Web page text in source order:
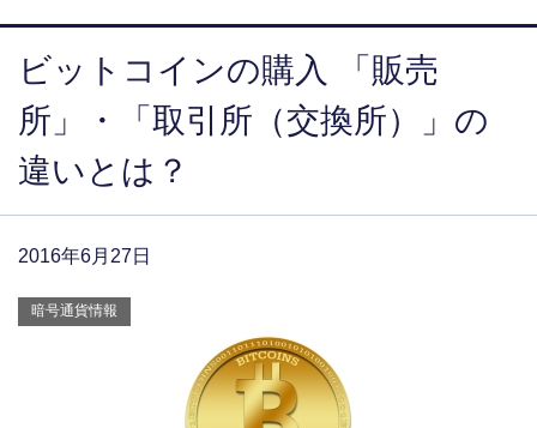
ビットコインの購入 「販売
所」・「取引所（交換所）」の
違いとは？
2016年6月27日
暗号通貨情報